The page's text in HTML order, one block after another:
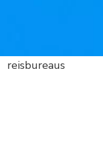
reisbureaus